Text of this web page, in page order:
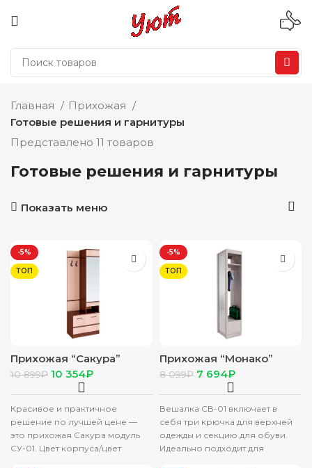
Главная
Прихожая
Готовые решения и гарнитуры
Представлено 11 товаров
Готовые решения и гарнитуры
Показать меню
-5%
ТОП
Прихожая “Сакура”
модуль универсальный
СУ-01 венге/лоредо
10 899₽ 10 354₽
Красивое и практичное
решение по лучшей цене —
это прихожая Сакура модуль
СУ-01. Цвет корпуса/цвет
-5%
ТОП
Прихожая “Монако”
вешалка ВШ-05 ясень
белый
8 099₽ 7 694₽
Вешалка СВ-01 включает в
себя три крючка для верхней
одежды и секцию для обуви.
Идеально подходит для